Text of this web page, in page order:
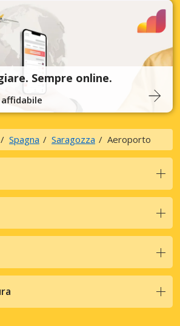
Sempre online.
Spagna Saragozza Aeroporto